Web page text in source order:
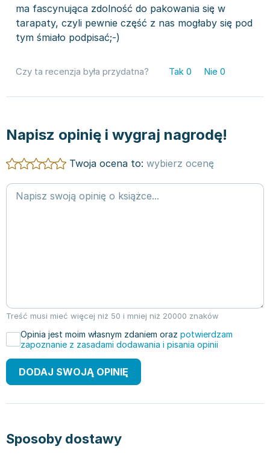
ma fascynująca zdolność do pakowania się w
tarapaty, czyli pewnie część z nas mogłaby się pod
tym śmiało podpisać;-)
Czy ta recenzja była przydatna? Tak 0 Nie 0
Napisz opinię i wygraj nagrodę!
Twoja ocena to: wybierz ocenę
Treść musi mieć więcej niż 50 i mniej niż 20000 znaków
Opinia jest moim własnym zdaniem oraz potwierdzam
zapoznanie z zasadami dodawania i pisania opinii
DODAJ SWOJĄ OPINIĘ
Sposoby dostawy